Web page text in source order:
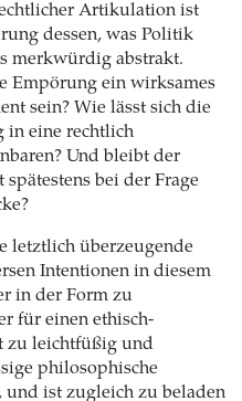
Artikulation ist
dessen, was Politik
merkwürdig abstrakt.
Empörung ein wirksames
sein? Wie lässt sich die
in eine rechtlich
Und bleibt der
bei der Frage
letztlich überzeugende
Intentionen in diesem
in der Form zu
für einen ethisch-
zu leichtfüßig und
philosophische
ist zugleich zu beladen